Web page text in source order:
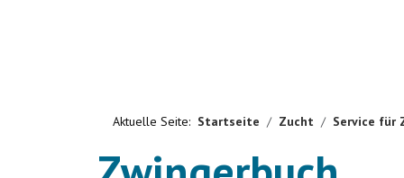
Aktuelle Seite: Startseite Zucht Service für